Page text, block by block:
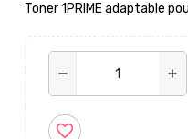
Toner 1PRIME adaptable
remove add
favorite_border